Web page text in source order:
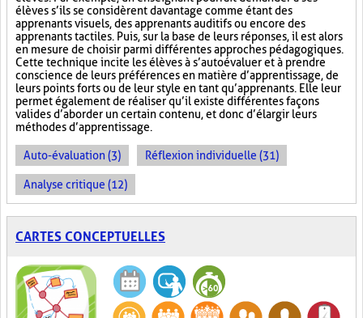
élèves s’ils se considèrent davantage comme étant des
apprenants visuels, des apprenants auditifs ou encore des
apprenants tactiles. Puis, sur la base de leurs réponses, il est alors
en mesure de choisir parmi différentes approches pédagogiques.
Cette technique incite les élèves à s’autoévaluer et à prendre
conscience de leurs préférences en matière d’apprentissage, de
leurs points forts ou de leur style en tant qu’apprenants. Elle leur
permet également de réaliser qu’il existe différentes façons
valides d’aborder un certain contenu, et donc d’élargir leurs
méthodes d’apprentissage.
Auto-évaluation (3) Réflexion individuelle (31)
Analyse critique (12)
CARTES CONCEPTUELLES